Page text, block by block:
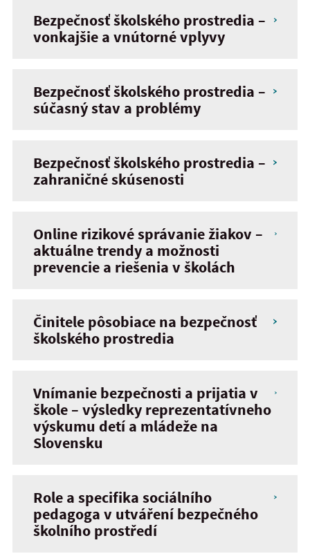
Bezpečnosť školského prostredia –
vonkajšie a vnútorné vplyvy
Bezpečnosť školského prostredia –
súčasný stav a problémy
Bezpečnosť školského prostredia –
zahraničné skúsenosti
Online rizikové správanie žiakov –
aktuálne trendy a možnosti
prevencie a riešenia v školách
Činitele pôsobiace na bezpečnosť
školského prostredia
Vnímanie bezpečnosti a prijatia v
škole – výsledky reprezentatívneho
výskumu detí a mládeže na
Slovensku
Role a specifika sociálního
pedagoga v utváření bezpečného
školního prostředí